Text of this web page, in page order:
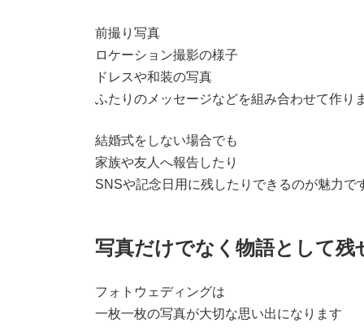
前撮り写真
ロケーション撮影の様子
ドレスや和装の写真
ふたりのメッセージなどを組み合わせて作り
結婚式をしない場合でも
家族や友人へ報告したり
SNSや記念日用に残したりできるのが魅力で
写真だけでなく物語として残
フォトウェディングは
一枚一枚の写真が大切な思い出になります